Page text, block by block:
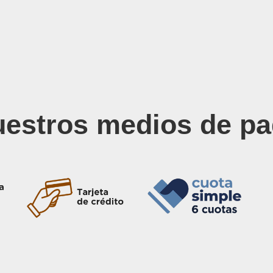
medios de